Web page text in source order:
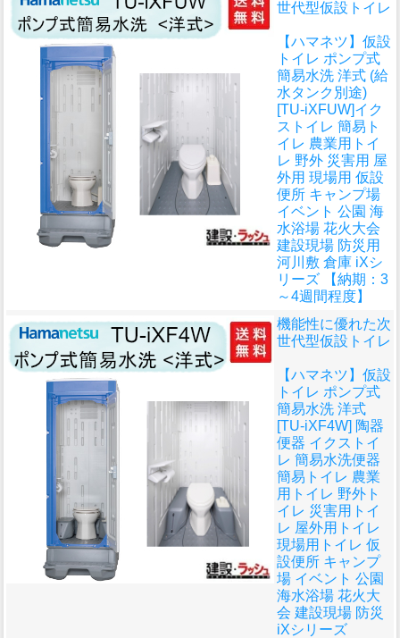
世代型仮設トイレ
【ハマネツ】仮設
トイレ ポンプ式
簡易水洗 洋式 (給
水タンク別途)
[TU-iXFUW]イク
ストイレ 簡易ト
イレ 農業用トイ
レ 野外 災害用 屋
外用 現場用 仮設
便所 キャンプ場
イベント 公園 海
水浴場 花火大会
建設現場 防災用
河川敷 倉庫 iXシ
リーズ 【納期：3
～4週間程度】
機能性に優れた次
世代型仮設トイレ
【ハマネツ】仮設
トイレ ポンプ式
簡易水洗 洋式
[TU-iXF4W] 陶器
便器 イクストイ
レ 簡易水洗便器
簡易トイレ 農業
用トイレ 野外ト
イレ 災害用トイ
レ 屋外用トイレ
現場用トイレ 仮
設便所 キャンプ
場 イベント 公園
海水浴場 花火大
会 建設現場 防災
iXシリーズ